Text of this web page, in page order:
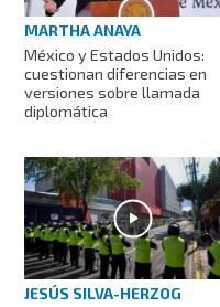
MARTHA ANAYA
México y Estados Unidos:
cuestionan diferencias en
versiones sobre llamada
diplomática
JESÚS SILVA-HERZOG